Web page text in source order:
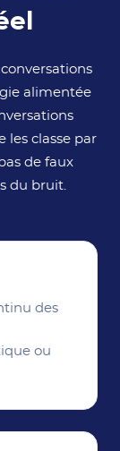
alimentée
les classe par
de faux
du bruit.
des
ou